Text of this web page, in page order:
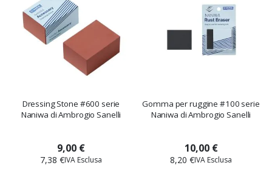
Dressing Stone #600 serie
Naniwa di Ambrogio Sanelli
9,00 €
7,38 €
Gomma per ruggine #100 serie
Naniwa di Ambrogio Sanelli
10,00 €
8,20 €